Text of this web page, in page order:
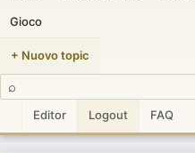
Gioco
+ Nuovo topic
⌕
Editor Logout FAQ